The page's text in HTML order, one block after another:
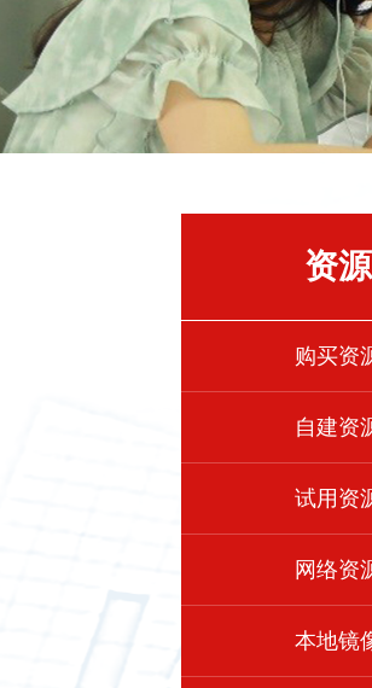
资源
购买资
自建资
试用资
网络资
本地镜